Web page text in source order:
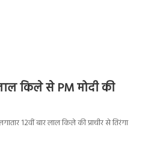
किले से PM मोदी की
12वीं बार लाल किले की प्राचीर से तिरंगा